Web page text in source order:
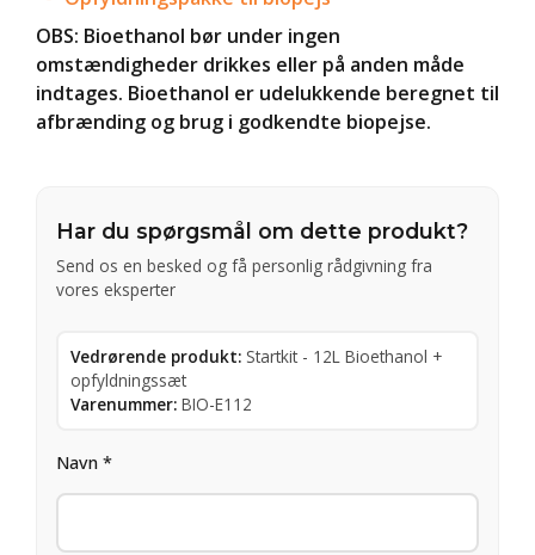
OBS: Bioethanol bør under ingen
omstændigheder drikkes eller på anden måde
indtages. Bioethanol er udelukkende beregnet til
afbrænding og brug i godkendte biopejse.
Har du spørgsmål om dette produkt?
Send os en besked og få personlig rådgivning fra
vores eksperter
Vedrørende produkt: Startkit - 12L Bioethanol +
opfyldningssæt
Varenummer: BIO-E112
Navn *